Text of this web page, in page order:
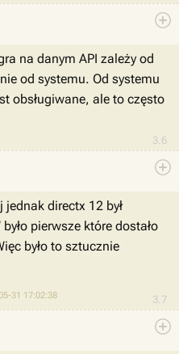
3.6
na danym API zależy od
od systemu. Od systemu
obsługiwane, ale to często
3.7
jednak directx 12 był
pierwsze które dostało
było to sztucznie
31 17:02:38